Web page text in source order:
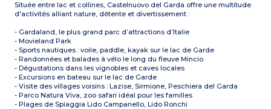
Située entre lac et collines, Castelnuovo del Garda offre une multitude
d'activités alliant nature, détente et divertissement :
- Gardaland, le plus grand parc d’attractions d’Italie
- Movieland Park
- Sports nautiques : voile, paddle, kayak sur le lac de Garde
- Randonnées et balades à vélo le long du fleuve Mincio
- Dégustations dans les vignobles et caves locales
- Excursions en bateau sur le lac de Garde
- Visite des villages voisins : Lazise, Sirmione, Peschiera del Garda
- Parco Natura Viva, zoo safari idéal pour les familles
- Plages de Spiaggia Lido Campanello, Lido Ronchi